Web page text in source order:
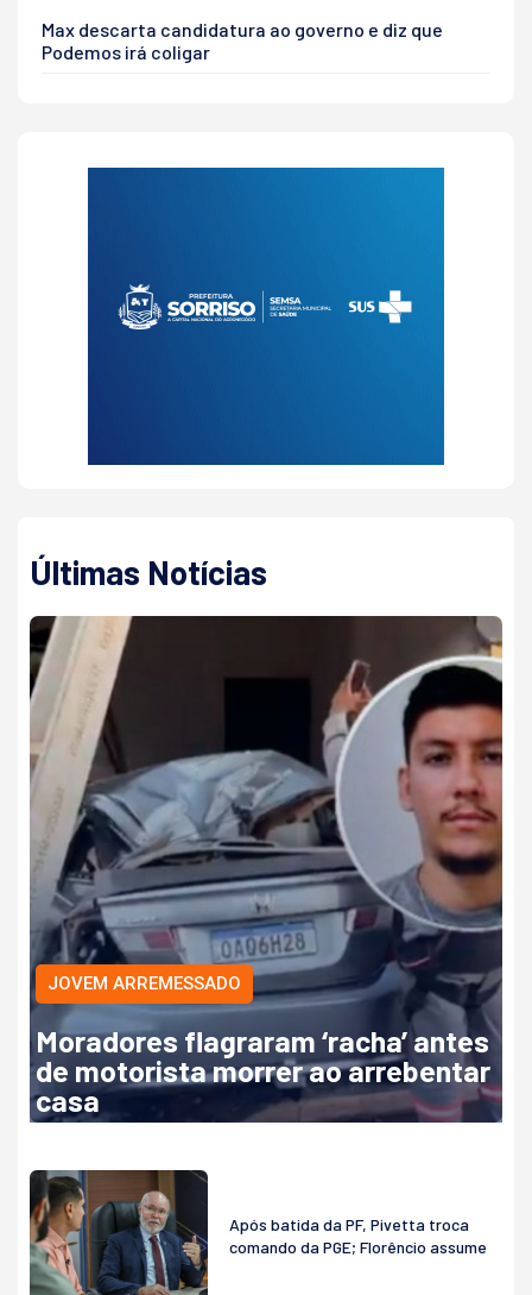
Max descarta candidatura ao governo e diz que
Podemos irá coligar
Últimas Notícias
JOVEM ARREMESSADO
Moradores flagraram ‘racha’ antes
de motorista morrer ao arrebentar
casa
Após batida da PF, Pivetta troca
comando da PGE; Florêncio assume